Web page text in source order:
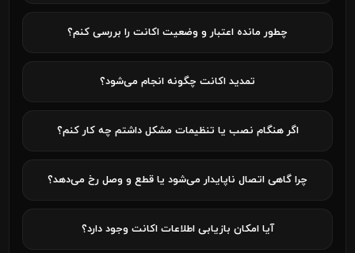
چطور مانده اعتبار و وضعیت اکانت را بررسی کنم؟
تمدید اکانت چگونه انجام می‌شود؟
اگر هنگام نصب یا تنظیمات مشکل داشتم چه کار کنم؟
چرا گاهی اتصال ناپایدار می‌شود یا قطع و وصل رخ می‌دهد؟
آیا امکان بازیابی اطلاعات اکانت وجود دارد؟